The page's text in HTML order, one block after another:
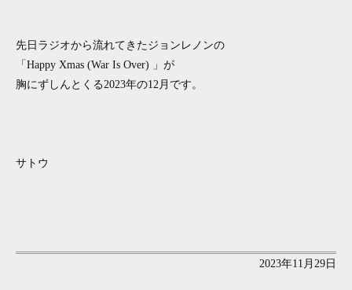
先日ラジオから流れてきたジョンレノンの
「Happy Xmas (War Is Over) 」が
胸にずしんとくる2023年の12月です。
サトウ
2023年11月29日